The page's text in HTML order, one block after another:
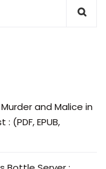
and Malice in
EPUB,